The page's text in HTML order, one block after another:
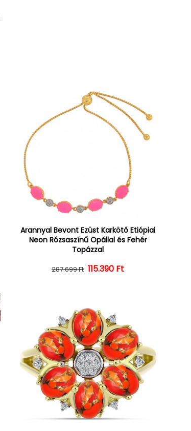
Arannyal Bevont Ezüst Karkötő Etiópiai
Neon Rózsaszínű Opállal és Fehér
Topázzal
Normál ár
287.699 Ft Kedvezményes ár
115.390 Ft